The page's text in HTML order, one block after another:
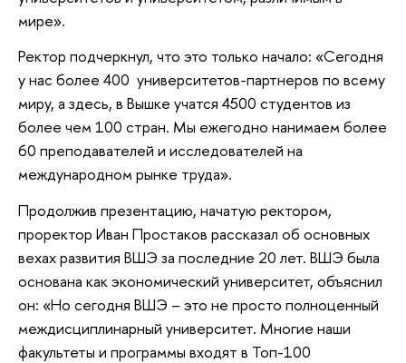
мире».
Ректор подчеркнул, что это только начало: «Сегодня
у нас более 400 университетов-партнеров по всему
миру, а здесь, в Вышке учатся 4500 студентов из
более чем 100 стран. Мы ежегодно нанимаем более
60 преподавателей и исследователей на
международном рынке труда».
Продолжив презентацию, начатую ректором,
проректор Иван Простаков рассказал об основных
вехах развития ВШЭ за последние 20 лет. ВШЭ была
основана как экономический университет, объяснил
он: «Но сегодня ВШЭ – это не просто полноценный
междисциплинарный университет. Многие наши
факультеты и программы входят в Топ-100